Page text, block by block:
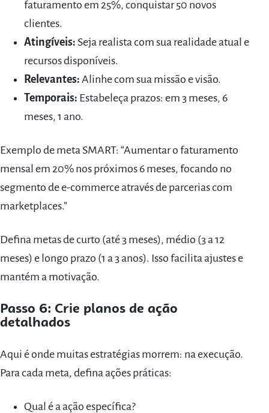
faturamento em 25%, conquistar 50 novos
clientes.
Atingíveis: Seja realista com sua realidade atual e
recursos disponíveis.
Relevantes: Alinhe com sua missão e visão.
Temporais: Estabeleça prazos: em 3 meses, 6
meses, 1 ano.
Exemplo de meta SMART: “Aumentar o faturamento
mensal em 20% nos próximos 6 meses, focando no
segmento de e-commerce através de parcerias com
marketplaces.”
Defina metas de curto (até 3 meses), médio (3 a 12
meses) e longo prazo (1 a 3 anos). Isso facilita ajustes e
mantém a motivação.
Passo 6: Crie planos de ação
detalhados
Aqui é onde muitas estratégias morrem: na execução.
Para cada meta, defina ações práticas:
Qual é a ação específica?